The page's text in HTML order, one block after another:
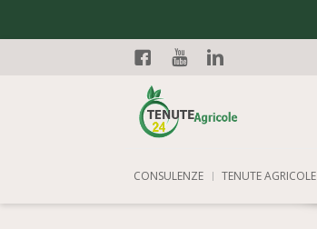
Facebook
CONSULENZE TENUTE AGRICOLE